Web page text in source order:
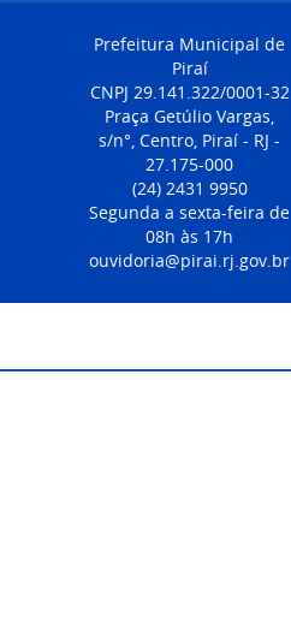
Prefeitura Municipal de
Piraí
CNPJ 29.141.322/0001-32
Praça Getúlio Vargas,
s/n°, Centro, Piraí - RJ -
27.175-000
(24) 2431 9950
Segunda a sexta-feira de
08h às 17h
ouvidoria@pirai.rj.gov.br